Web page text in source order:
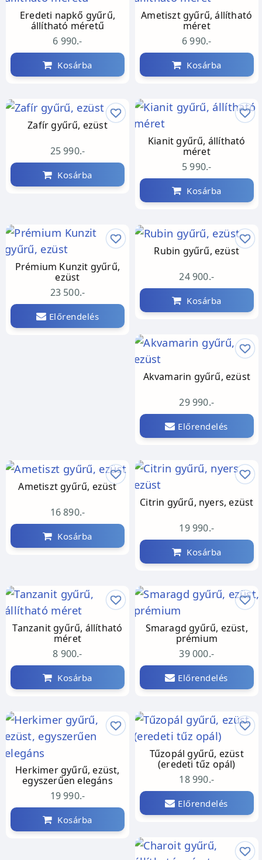
Eredeti napkő gyűrű,
állítható méretű
6 990.-
Kosárba
Ametiszt gyűrű, állítható
méret
6 990.-
Kosárba
Zafír gyűrű, ezüst
25 990.-
Kosárba
Kianit gyűrű, állítható
méret
5 990.-
Kosárba
Prémium Kunzit gyűrű,
ezüst
23 500.-
Előrendelés
Rubin gyűrű, ezüst
24 900.-
Kosárba
Akvamarin gyűrű, ezüst
29 990.-
Előrendelés
Ametiszt gyűrű, ezüst
16 890.-
Kosárba
Citrin gyűrű, nyers, ezüst
19 990.-
Kosárba
Tanzanit gyűrű, állítható
méret
8 900.-
Kosárba
Smaragd gyűrű, ezüst,
prémium
39 000.-
Előrendelés
Herkimer gyűrű, ezüst,
egyszerűen elegáns
19 990.-
Kosárba
Tűzopál gyűrű, ezüst
(eredeti tűz opál)
18 990.-
Előrendelés